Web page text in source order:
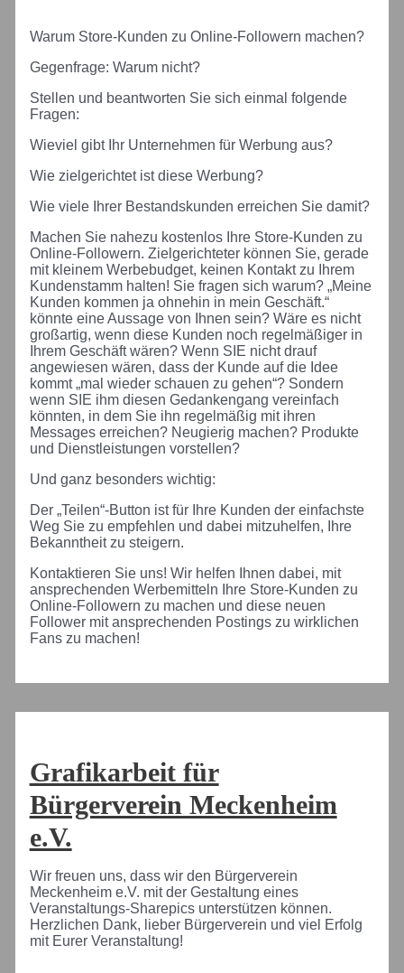
Warum Store-Kunden zu Online-Followern machen?
Gegenfrage: Warum nicht?
Stellen und beantworten Sie sich einmal folgende
Fragen:
Wieviel gibt Ihr Unternehmen für Werbung aus?
Wie zielgerichtet ist diese Werbung?
Wie viele Ihrer Bestandskunden erreichen Sie damit?
Machen Sie nahezu kostenlos Ihre Store-Kunden zu
Online-Followern. Zielgerichteter können Sie, gerade
mit kleinem Werbebudget, keinen Kontakt zu Ihrem
Kundenstamm halten! Sie fragen sich warum? „Meine
Kunden kommen ja ohnehin in mein Geschäft.“
könnte eine Aussage von Ihnen sein? Wäre es nicht
großartig, wenn diese Kunden noch regelmäßiger in
Ihrem Geschäft wären? Wenn SIE nicht drauf
angewiesen wären, dass der Kunde auf die Idee
kommt „mal wieder schauen zu gehen“? Sondern
wenn SIE ihm diesen Gedankengang vereinfach
könnten, in dem Sie ihn regelmäßig mit ihren
Messages erreichen? Neugierig machen? Produkte
und Dienstleistungen vorstellen?
Und ganz besonders wichtig:
Der „Teilen“-Button ist für Ihre Kunden der einfachste
Weg Sie zu empfehlen und dabei mitzuhelfen, Ihre
Bekanntheit zu steigern.
Kontaktieren Sie uns! Wir helfen Ihnen dabei, mit
ansprechenden Werbemitteln Ihre Store-Kunden zu
Online-Followern zu machen und diese neuen
Follower mit ansprechenden Postings zu wirklichen
Fans zu machen!
Grafikarbeit für
Bürgerverein Meckenheim
e.V.
Wir freuen uns, dass wir den Bürgerverein
Meckenheim e.V. mit der Gestaltung eines
Veranstaltungs-Sharepics unterstützen können.
Herzlichen Dank, lieber Bürgerverein und viel Erfolg
mit Eurer Veranstaltung!